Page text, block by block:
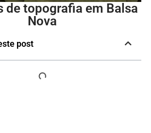
de topografia em Balsa
Nova
post